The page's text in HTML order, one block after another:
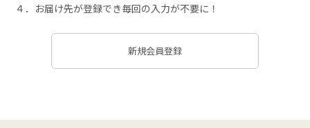
４．お届け先が登録でき毎回の入力が不要に！
新規会員登録